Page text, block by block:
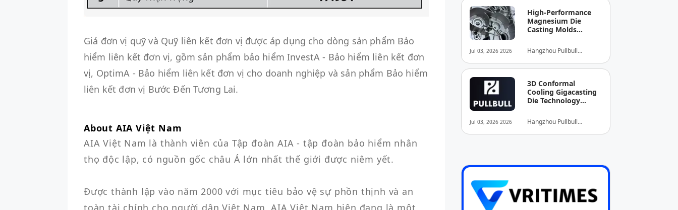
Giá đơn vị quỹ và Quỹ liên kết đơn vị được áp dụng cho dòng sản phẩm Bảo
hiểm liên kết đơn vị, gồm sản phẩm bảo hiểm InvestA - Bảo hiểm liên kết đơn
vị, OptimA - Bảo hiểm liên kết đơn vị cho doanh nghiệp và sản phẩm Bảo hiểm
liên kết đơn vị Bước Đến Tương Lai.
About AIA Việt Nam
AIA Việt Nam là thành viên của Tập đoàn AIA - tập đoàn bảo hiểm nhân
thọ độc lập, có nguồn gốc châu Á lớn nhất thế giới được niêm yết.
Được thành lập vào năm 2000 với mục tiêu bảo vệ sự phồn thịnh và an
Jul 03, 2026 2026
High-Performance
Magnesium Die
Casting Molds
Empower North
American EV
Lightweighting
Hangzhou Pullbull
Jul 03, 2026 2026
3D Conformal
Cooling Gigacasting
Die Technology
Hangzhou Pullbull